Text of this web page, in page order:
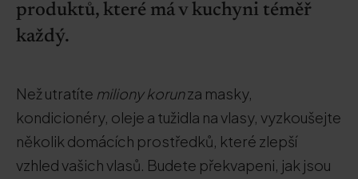
produktů, které má v kuchyni téměř
každý.
Než utratíte miliony korunza masky,
kondicionéry, oleje a tužidla na vlasy, vyzkoušejte
několik domácích prostředků, které zlepší
vzhled vašich vlasů. Budete překvapeni, jak jsou